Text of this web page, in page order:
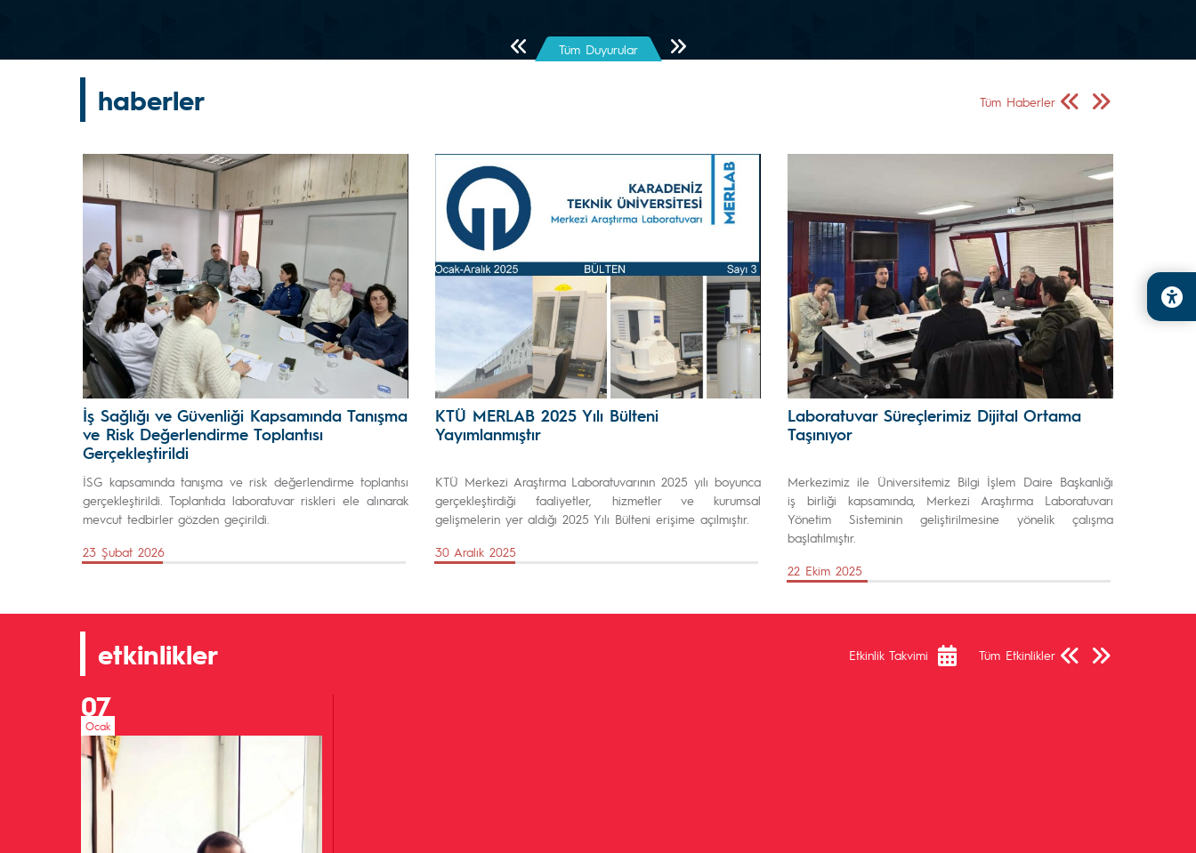
Önceki SayfaTüm Duyurular Sonraki Sayfa
haberler Tüm Haberler
Önceki Sayfa
Sonraki Sayfa
İş Sağlığı ve Güvenliği Kapsamında Tanışma
ve Risk Değerlendirme Toplantısı
Gerçekleştirildi
İSG kapsamında tanışma ve risk değerlendirme toplantısı
gerçekleştirildi. Toplantıda laboratuvar riskleri ele alınarak
mevcut tedbirler gözden geçirildi.
23 Şubat 2026
KTÜ MERLAB 2025 Yılı Bülteni
Yayımlanmıştır
KTÜ Merkezi Araştırma Laboratuvarının 2025 yılı boyunca
gerçekleştirdiği faaliyetler, hizmetler ve kurumsal
gelişmelerin yer aldığı 2025 Yılı Bülteni erişime açılmıştır.
30 Aralık 2025
Laboratuvar Süreçlerimiz Dijital Ortama
Taşınıyor
Merkezimiz ile Üniversitemiz Bilgi İşlem Daire Başkanlığı
iş birliği kapsamında, Merkezi Araştırma Laboratuvarı
Yönetim Sisteminin geliştirilmesine yönelik çalışma
başlatılmıştır.
22 Ekim 2025
etkinlikler Etkinlik Takvimi Tüm Etkinlikler
Önceki SayfaSonraki Sayfa
07
Ocak